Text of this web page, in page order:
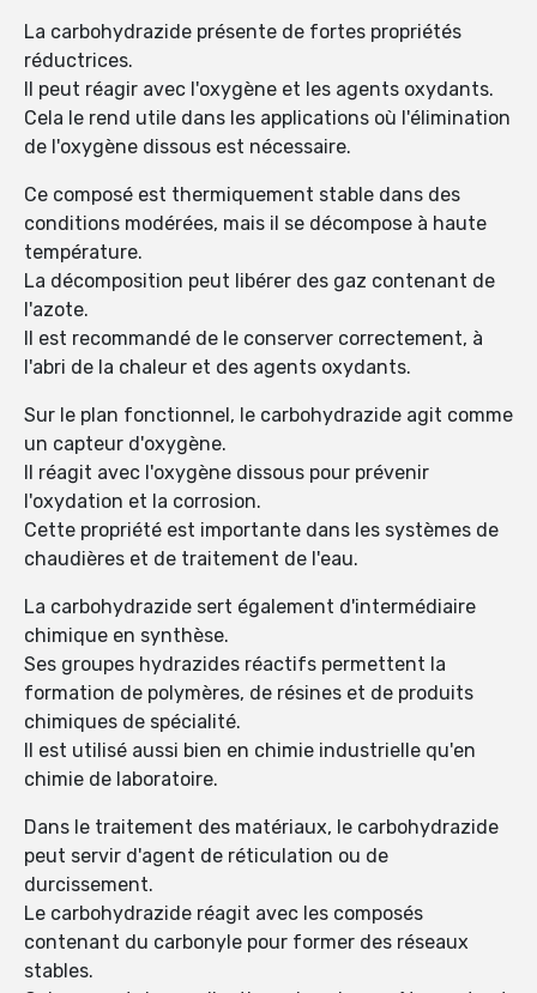
La carbohydrazide présente de fortes propriétés
réductrices.
Il peut réagir avec l'oxygène et les agents oxydants.
Cela le rend utile dans les applications où l'élimination
de l'oxygène dissous est nécessaire.
Ce composé est thermiquement stable dans des
conditions modérées, mais il se décompose à haute
température.
La décomposition peut libérer des gaz contenant de
l'azote.
Il est recommandé de le conserver correctement, à
l'abri de la chaleur et des agents oxydants.
Sur le plan fonctionnel, le carbohydrazide agit comme
un capteur d'oxygène.
Il réagit avec l'oxygène dissous pour prévenir
l'oxydation et la corrosion.
Cette propriété est importante dans les systèmes de
chaudières et de traitement de l'eau.
La carbohydrazide sert également d'intermédiaire
chimique en synthèse.
Ses groupes hydrazides réactifs permettent la
formation de polymères, de résines et de produits
chimiques de spécialité.
Il est utilisé aussi bien en chimie industrielle qu'en
chimie de laboratoire.
Dans le traitement des matériaux, le carbohydrazide
peut servir d'agent de réticulation ou de
durcissement.
Le carbohydrazide réagit avec les composés
contenant du carbonyle pour former des réseaux
stables.